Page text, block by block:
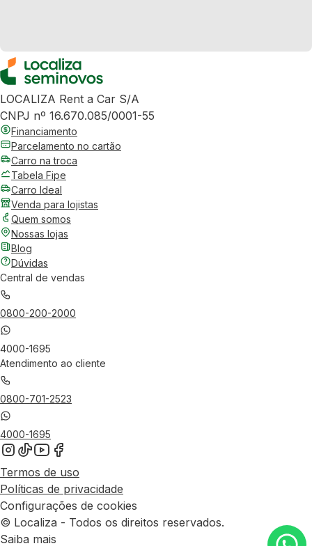
LOCALIZA Rent a Car S/A
CNPJ nº 16.670.085/0001-55
Financiamento
Parcelamento no cartão
Carro na troca
Tabela Fipe
Carro Ideal
Venda para lojistas
Quem somos
Nossas lojas
Blog
Dúvidas
Central de vendas
0800-200-2000
4000-1695
Atendimento ao cliente
0800-701-2523
4000-1695
Termos de uso
Políticas de privacidade
Configurações de cookies
© Localiza - Todos os direitos reservados.
Saiba mais